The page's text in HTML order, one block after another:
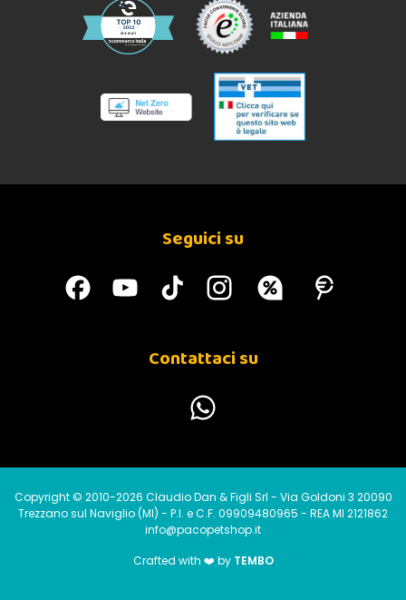
Seguici su
Contattaci su
Copyright © 2010-2026 Claudio Dan & Figli Srl - Via Goldoni 3 20090
Trezzano sul Naviglio (MI) - P.I. e C.F. 09909480965 - REA MI 2121862
info@pacopetshop.it
Crafted with ❤️ by TEMBO